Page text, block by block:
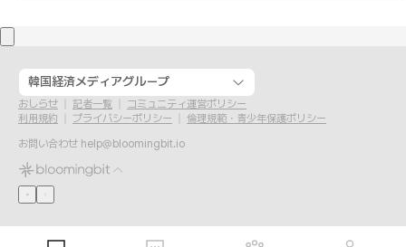
韓国経済メディアグループ
おしらせ 記者一覧
コミュニティ運営ポリシー
利用規約
プライバシーポリシー
倫理規範・青少年保護ポリシー
お問い合わせ help@bloomingbit.io